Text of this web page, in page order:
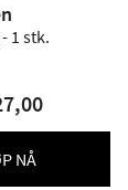
1 stk.
NÅ